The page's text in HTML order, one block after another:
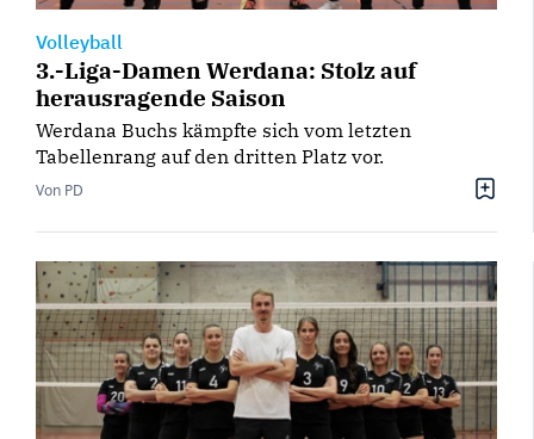
Volleyball
3.-Liga-Damen Werdana: Stolz auf
herausragende Saison
Werdana Buchs kämpfte sich vom letzten
Tabellenrang auf den dritten Platz vor.
Von PD